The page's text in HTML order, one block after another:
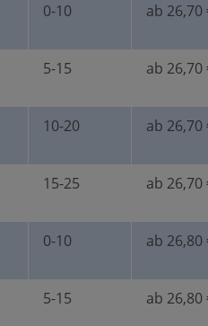
0-10 ab 26,70
5-15 ab 26,70
10-20 ab 26,70
15-25 ab 26,70
0-10 ab 26,80
5-15 ab 26,80